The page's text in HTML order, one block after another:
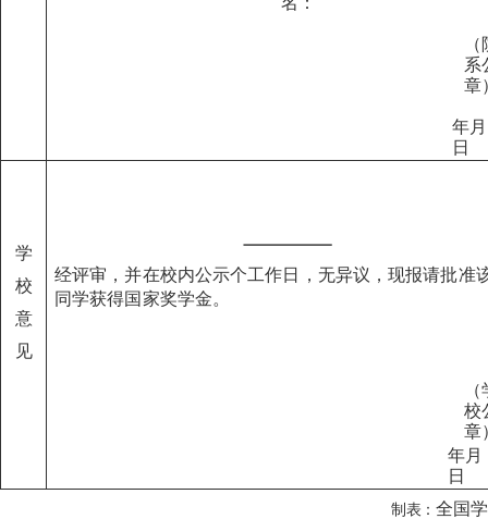
系
章
年月
日
学
校
意
见
经评审 ，并在校内公示个工作日 ， 无异议 ， 现报请批准
同学获得国 家奖学金。
校
章
年月
日
制表：全国学